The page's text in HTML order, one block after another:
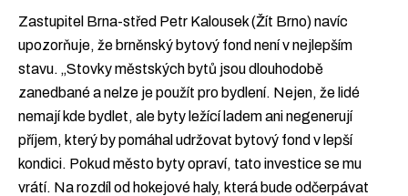
Zastupitel Brna-střed Petr Kalousek (Žít Brno) navíc
upozorňuje, že brněnský bytový fond není v nejlepším
stavu. „Stovky městských bytů jsou dlouhodobě
zanedbané a nelze je použít pro bydlení. Nejen, že lidé
nemají kde bydlet, ale byty ležící ladem ani negenerují
příjem, který by pomáhal udržovat bytový fond v lepší
kondici. Pokud město byty opraví, tato investice se mu
vrátí. Na rozdíl od hokejové haly, která bude odčerpávat